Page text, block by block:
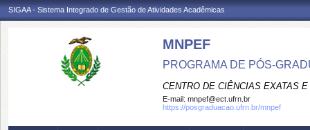
SIGAA - Sistema Integrado de Gestão de Atividades Acadêmicas
MNPEF
PROGRAMA DE PÓS-
CENTRO DE CIÊNCIAS EXATAS
E-mail: mnpef@ect.ufrn.br
https://posgraduacao.ufrn.br/mnpef